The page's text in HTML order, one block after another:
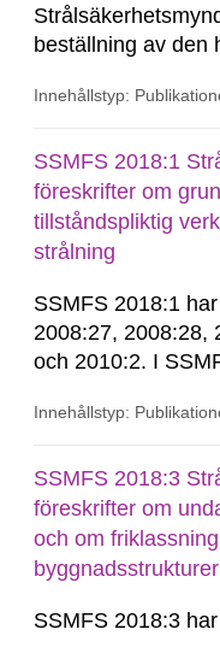
beställning av den
Konsoliderad
konsoliderad
senast gällande...
Innehållstyp:
SSMFS 2018:1
föreskrifter om
tillståndspliktig
strålning
SSMFS 2018:1
2008:27, 2008:28,
och 2010:2. I
SSMFS 2022:14,
Innehållstyp:
SSMFS 2018:3
föreskrifter om
och om
SSMFS 2018:3